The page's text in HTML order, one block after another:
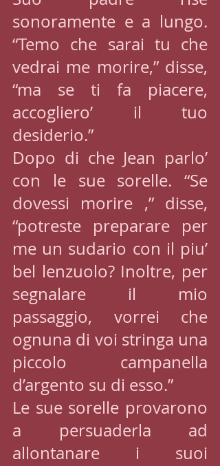
sonoramente e a lungo.
“Temo che sarai tu che
vedrai me morire,” disse,
“ma se ti fa piacere,
accogliero’ il tuo
desiderio.”
Dopo di che Jean parlo’
con le sue sorelle. “Se
dovessi morire ,” disse,
“potreste preparare per
me un sudario con il piu’
bel lenzuolo? Inoltre, per
segnalare il mio
passaggio, vorrei che
ognuna di voi stringa una
piccolo campanella
d’argento su di esso.”
Le sue sorelle provarono
a persuaderla ad
allontanare i suoi